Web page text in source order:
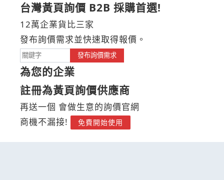
台灣黃頁詢價 B2B 採購首選!
12萬企業貨比三家
發布詢價需求並快速取得報價。
發布詢價需求
為您的企業
註冊為黃頁詢價供應商
再送一個 會做生意的詢價官網
商機不漏接!
免費開始使用